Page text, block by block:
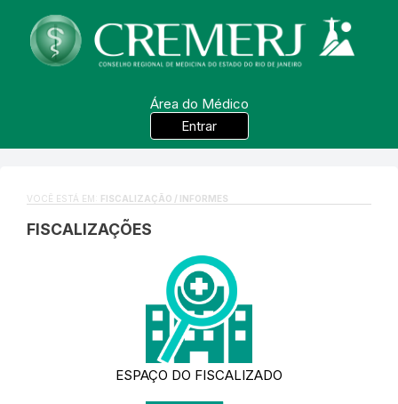
Área do Médico
Entrar
VOCÊ ESTÁ EM: FISCALIZAÇÃO / INFORMES
FISCALIZAÇÕES
ESPAÇO DO FISCALIZADO